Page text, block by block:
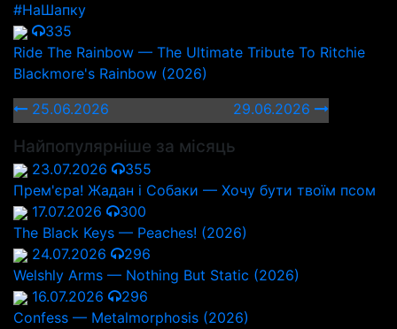
#НаШапку
335
Ride The Rainbow — The Ultimate Tribute To Ritchie
Blackmore's Rainbow (2026)
25.06.2026
29.06.2026
Найпопулярніше за місяць
23.07.2026
355
Прем'єра! Жадан і Собаки — Хочу бути твоїм псом
17.07.2026
300
The Black Keys — Peaches! (2026)
24.07.2026
296
Welshly Arms — Nothing But Static (2026)
16.07.2026
296
Confess — Metalmorphosis (2026)